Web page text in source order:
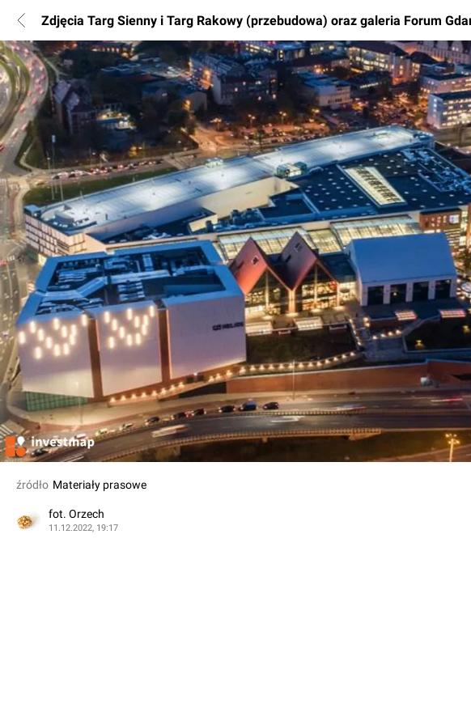
POPULARNE REGIONY
Warszawa
Wrocław
Poznań
Katowice
Gdańsk
Łódź
INFORMACJE
Regulamin
Polityka Prywatności
Marketing nieruchomości
Zdjęcia Targ Sienny i Targ Rakowy (przebudowa) oraz galeria Forum
źródło Materiały prasowe
fot. Orzech
11.12.2022, 19:17